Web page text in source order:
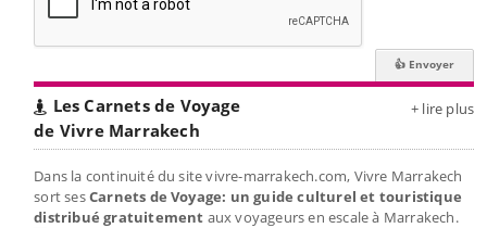
Les Carnets de Voyage
de Vivre Marrakech
+ lire plus
Dans la continuité du site vivre-marrakech.com, Vivre Marrakech
sort sesCarnets de Voyage: un guide culturel et touristique
distribué gratuitement aux voyageurs en escale à Marrakech.